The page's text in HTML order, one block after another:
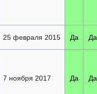
25 февраля 2015 Да Да
7 ноября 2017 Да Да